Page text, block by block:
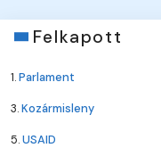
Felkapott
1.Parlament
3.Kozármisleny
5.USAID